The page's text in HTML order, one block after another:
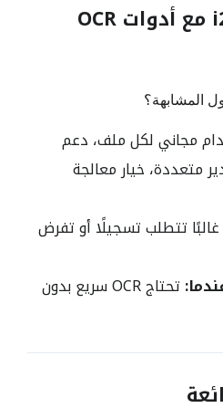
مقارنة i2OCR مع أدوات OCR
مجاني لكل ملف، دعم
متعددة، خيار معالجة
غالبًا تتطلب تسجيلًا أو تفرض
تحتاج OCR سريع بدون